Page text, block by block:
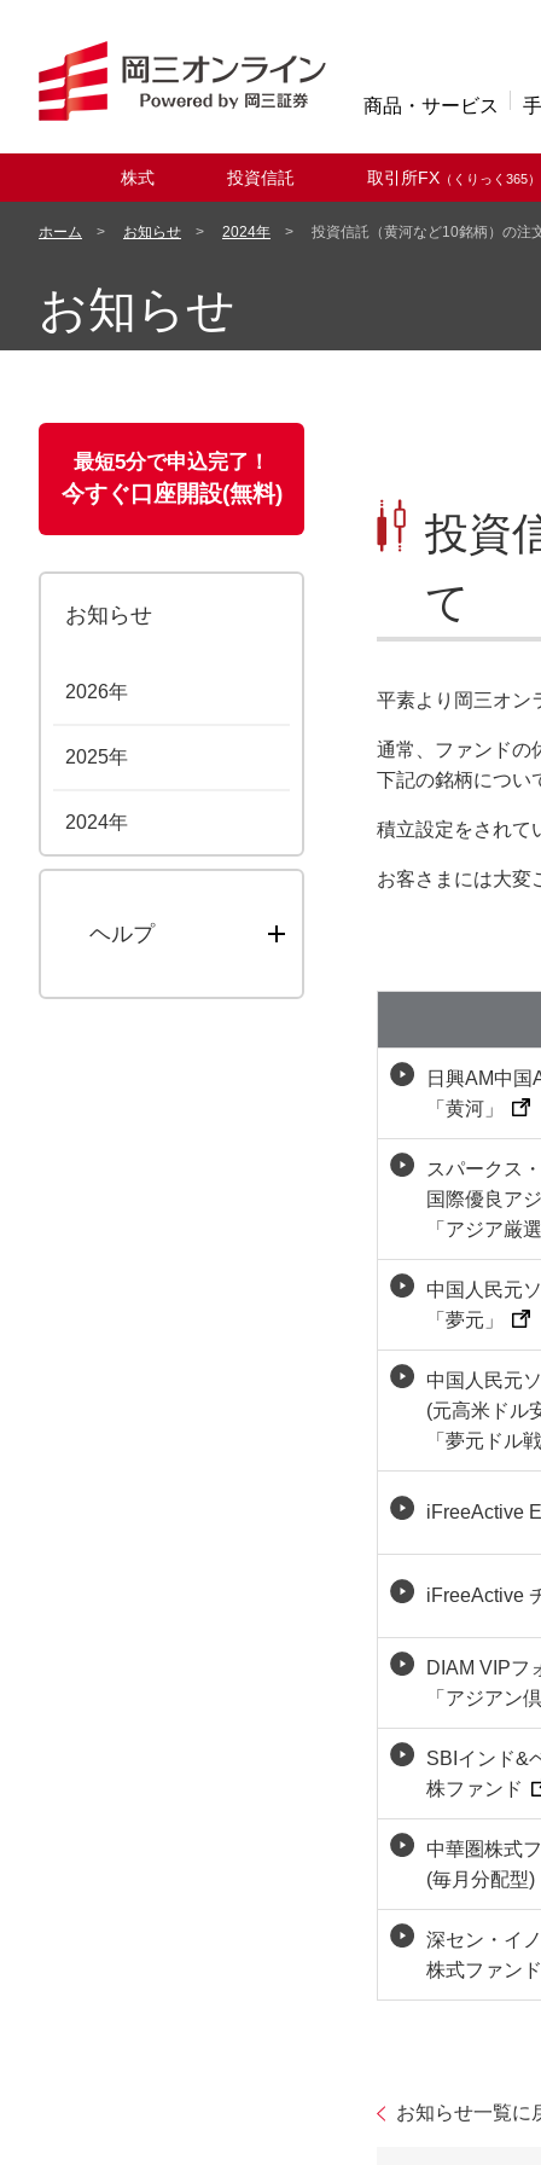
商品・サービス
株式 投資信託 取引所FX（くりっく365）
ホーム お知らせ 2024年 投資信託（黄河など10銘柄）の注
お知らせ
投資
て
平素より岡三オン
通常、ファンドの
下記の銘柄につい
積立設定をされて
お客さまには大変
日興AM中国
「黄河」
スパークス
国際優良ア
「アジア厳
中国人民元
「夢元」
中国人民元
(元高米ドル
「夢元ドル
iFreeActive
iFreeActive
DIAM VIPフ
「アジアン
SBIインド&
株ファンド
中華圏株式
(毎月分配型)
深セン・イ
株式ファン
お知らせ一覧に
最短5分で申込完了！
今すぐ口座開設(無料)
お知らせ
2026年
2025年
2024年
ヘルプ